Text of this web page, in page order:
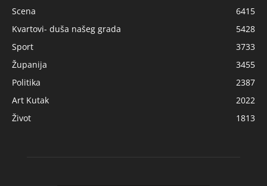
Scena
6415
Kvartovi- duša našeg grada
5428
Sport
3733
Županija
3455
Politika
2387
Art Kutak
2022
Život
1813